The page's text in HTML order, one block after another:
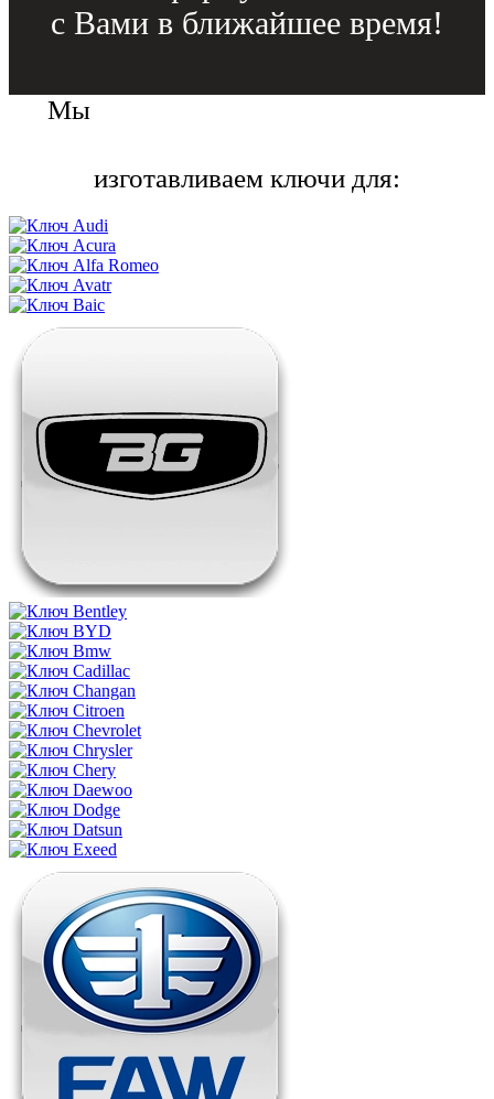
с Вами в ближайшее время!
Мы
изготавливаем ключи для: